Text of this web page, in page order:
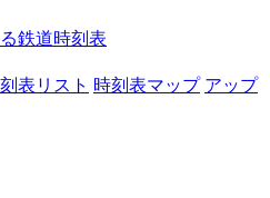
鉄道時刻表
表リスト 時刻表マップ アップ